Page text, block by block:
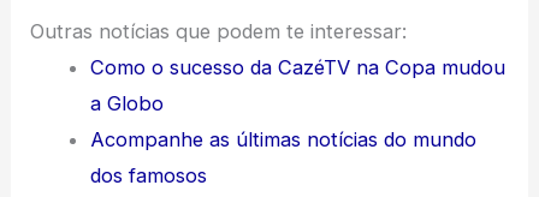
Outras notícias que podem te interessar:
Como o sucesso da CazéTV na Copa mudou
a Globo
Acompanhe as últimas notícias do mundo
dos famosos